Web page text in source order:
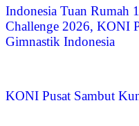
Indonesia Tuan Rumah
Challenge 2026, KONI
Gimnastik Indonesia
KONI Pusat Sambut